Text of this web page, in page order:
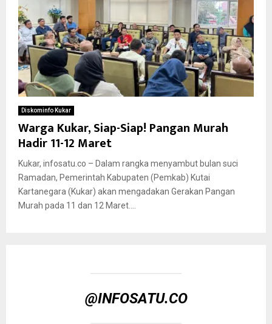
Diskominfo Kukar
Warga Kukar, Siap-Siap! Pangan Murah
Hadir 11-12 Maret
Kukar, infosatu.co – Dalam rangka menyambut bulan suci
Ramadan, Pemerintah Kabupaten (Pemkab) Kutai
Kartanegara (Kukar) akan mengadakan Gerakan Pangan
Murah pada 11 dan 12 Maret....
@INFOSATU.CO